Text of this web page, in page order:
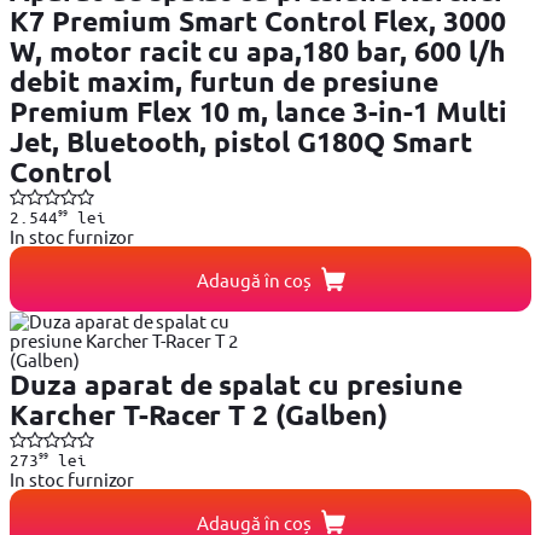
K7 Premium Smart Control Flex, 3000
W, motor racit cu apa,180 bar, 600 l/h
debit maxim, furtun de presiune
Premium Flex 10 m, lance 3-in-1 Multi
Jet, Bluetooth, pistol G180Q Smart
Control
2.54499lei
In stoc furnizor
Adaugă în coș
Duza aparat de spalat cu presiune
Karcher T-Racer T 2 (Galben)
27399lei
In stoc furnizor
Adaugă în coș